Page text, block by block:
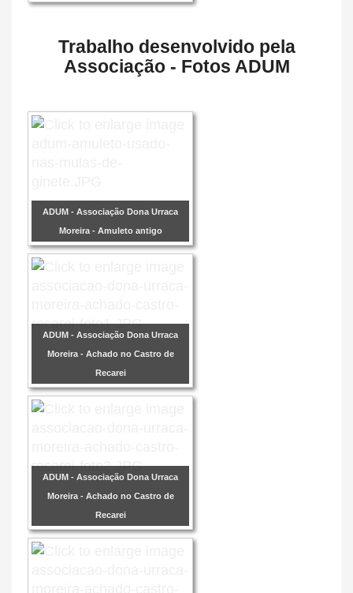
Trabalho desenvolvido pela
Associação - Fotos ADUM
ADUM - Associação Dona Urraca
Moreira - Amuleto antigo
ADUM - Associação Dona Urraca
Moreira - Achado no Castro de
Recarei
ADUM - Associação Dona Urraca
Moreira - Achado no Castro de
Recarei